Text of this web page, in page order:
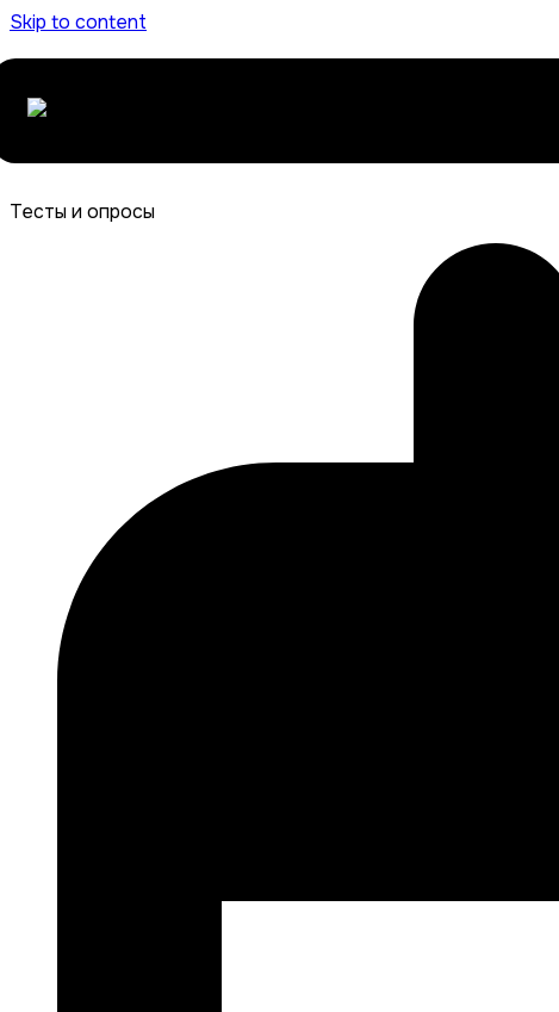
Skip to content
Тесты и опросы